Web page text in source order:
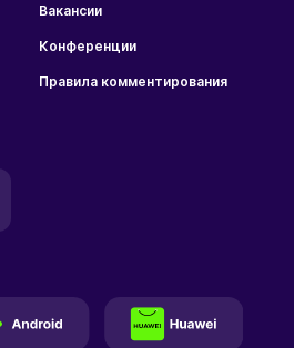
Вакансии
Конференции
Правила комментирования